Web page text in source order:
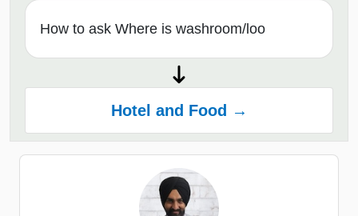
How to ask Where is washroom/loo
Hotel and Food →